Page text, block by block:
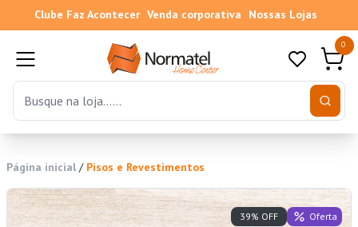
Clube Faz Acontecer Venda corporativa Nossas Lojas
0
Página inicial / Pisos e Revestimentos
39% OFF Oferta